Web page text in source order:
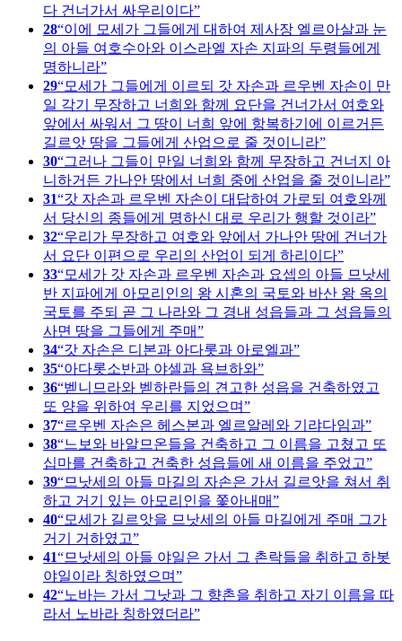
다 건너가서 싸우리이다
28 이에 모세가 그들에게 대하여 제사장 엘르아살과 눈
의 아들 여호수아와 이스라엘 자손 지파의 두령들에게
명하니라
29 모세가 그들에게 이르되 갓 자손과 르우벤 자손이 만
일 각기 무장하고 너희와 함께 요단을 건너가서 여호와
앞에서 싸워서 그 땅이 너희 앞에 항복하기에 이르거든
길르앗 땅을 그들에게 산업으로 줄 것이니라
30 그러나 그들이 만일 너희와 함께 무장하고 건너지 아
니하거든 가나안 땅에서 너희 중에 산업을 줄 것이니라
31 갓 자손과 르우벤 자손이 대답하여 가로되 여호와께
서 당신의 종들에게 명하신 대로 우리가 행할 것이라
32 우리가 무장하고 여호와 앞에서 가나안 땅에 건너가
서 요단 이편으로 우리의 산업이 되게 하리이다
33 모세가 갓 자손과 르우벤 자손과 요셉의 아들 므낫세
반 지파에게 아모리인의 왕 시혼의 국토와 바산 왕 옥의
국토를 주되 곧 그 나라와 그 경내 성읍들과 그 성읍들의
사면 땅을 그들에게 주매
34 갓 자손은 디본과 아다롯과 아로엘과
35 아다롯소반과 야셀과 욕브하와
36 벧니므라와 벧하란들의 견고한 성읍을 건축하였고
또 양을 위하여 우리를 지었으며
37 르우벤 자손은 헤스본과 엘르알레와 기랴다임과
38 느보와 바알므온들을 건축하고 그 이름을 고쳤고 또
십마를 건축하고 건축한 성읍들에 새 이름을 주었고
39 므낫세의 아들 마길의 자손은 가서 길르앗을 쳐서 취
하고 거기 있는 아모리인을 쫓아내매
40 모세가 길르앗을 므낫세의 아들 마길에게 주매 그가
거기 거하였고
41
므낫세의 아들 야일은 가서 그 촌락들을 취하고 하봇
야일이라 칭하였으며
42 노바는 가서 그낫과 그 향촌을 취하고 자기 이름을 따
라서 노바라 칭하였더라